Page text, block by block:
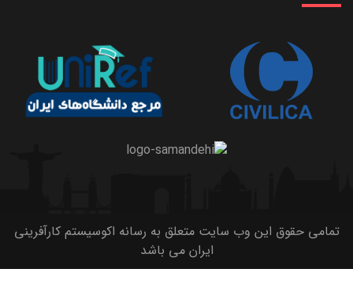
تمامی حقوق این وب سایت متعلق به رسانه اکوسیستم کارآفرینی
ایران می باشد